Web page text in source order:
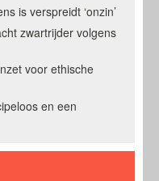
is verspreidt ‘onzin’
zwartrijder volgens
voor ethische
en een